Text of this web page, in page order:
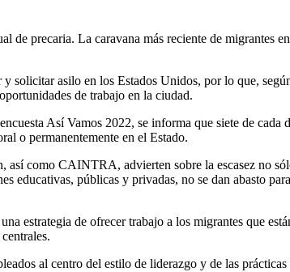
de precaria. La caravana más reciente de
asilo en los Estados Unidos, por lo que,
de trabajo en la ciudad.
Así Vamos 2022, se informa que siete de
o permanentemente en el Estado.
como CAINTRA, advierten sobre la escasez no
educativas, públicas y privadas, no se dan abasto
estrategia de ofrecer trabajo a los migrantes que
al centro del estilo de liderazgo y de las